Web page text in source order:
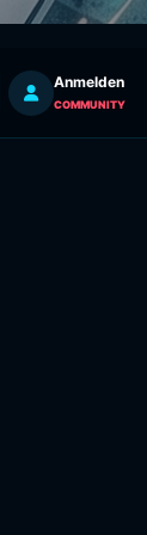
Anmelden
COMMUNITY